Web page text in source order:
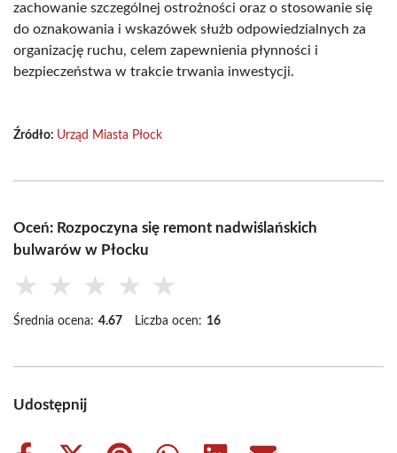
zachowanie szczególnej ostrożności oraz o stosowanie się
do oznakowania i wskazówek służb odpowiedzialnych za
organizację ruchu, celem zapewnienia płynności i
bezpieczeństwa w trakcie trwania inwestycji.
Źródło: Urząd Miasta Płock
Oceń: Rozpoczyna się remont nadwiślańskich
bulwarów w Płocku
★ ★ ★ ★ ★
Średnia ocena: 4.67 Liczba ocen: 16
Udostępnij